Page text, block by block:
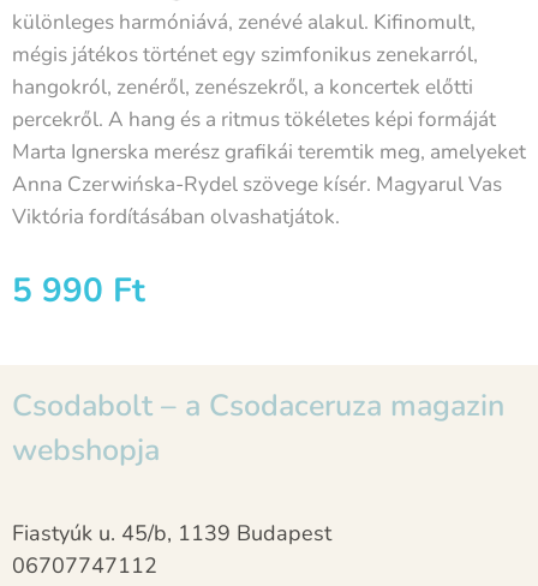
különleges harmóniává, zenévé alakul. Kifinomult,
mégis játékos történet egy szimfonikus zenekarról,
hangokról, zenéről, zenészekről, a koncertek előtti
percekről. A hang és a ritmus tökéletes képi formáját
Marta Ignerska merész grafikái teremtik meg, amelyeket
Anna Czerwińska-Rydel szövege kísér. Magyarul Vas
Viktória fordításában olvashatjátok.
5 990 Ft
Csodabolt – a Csodaceruza magazin
webshopja
Fiastyúk u. 45/b, 1139 Budapest
06707747112